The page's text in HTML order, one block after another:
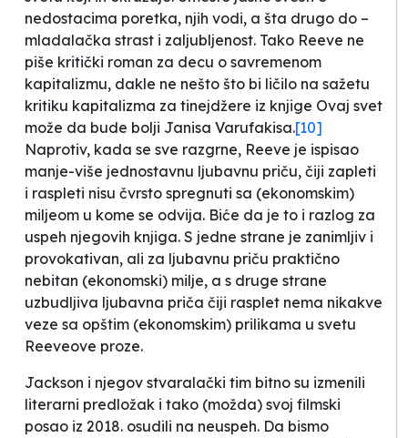
nedostacima poretka, njih vodi, a šta drugo do –
mladalačka strast i zaljubljenost. Tako Reeve ne
piše kritički roman za decu o savremenom
kapitalizmu, dakle ne nešto što bi ličilo na sažetu
kritiku kapitalizma za tinejdžere iz knjige Ovaj svet
može da bude bolji Janisa Varufakisa.[10]
Naprotiv, kada se sve razgrne, Reeve je ispisao
manje-više jednostavnu ljubavnu priču, čiji zapleti
i raspleti nisu čvrsto spregnuti sa (ekonomskim)
miljeom u kome se odvija. Biće da je to i razlog za
uspeh njegovih knjiga. S jedne strane je zanimljiv i
provokativan, ali za ljubavnu priču praktično
nebitan (ekonomski) milje, a s druge strane
uzbudljiva ljubavna priča čiji rasplet nema nikakve
veze sa opštim (ekonomskim) prilikama u svetu
Reeveove proze.
Jackson i njegov stvaralački tim bitno su izmenili
literarni predložak i tako (možda) svoj filmski
posao iz 2018. osudili na neuspeh. Da bismo